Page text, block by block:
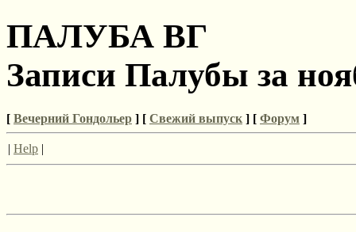
ПАЛУБА ВГ
Записи Палубы за
[ Вечерний Гондольер ] [ Свежий выпуск ] [ Форум ]
| Help |